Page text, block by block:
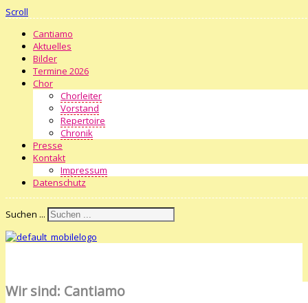
Scroll
Cantiamo
Aktuelles
Bilder
Termine 2026
Chor
Chorleiter
Vorstand
Repertoire
Chronik
Presse
Kontakt
Impressum
Datenschutz
Suchen ...
Wir sind: Cantiamo